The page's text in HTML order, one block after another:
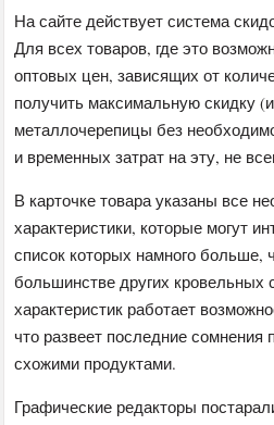
На сайте действует система
Для всех товаров, где это
оптовых цен, зависящих от
получить максимальную скидку
металлочерепицы без
и временных затрат на эту, не
В карточке товара указаны все
характеристики, которые могут
список которых намного больше,
большинстве других кровельных
характеристик работает
что развеет последние
схожими продуктами.
Графические редакторы